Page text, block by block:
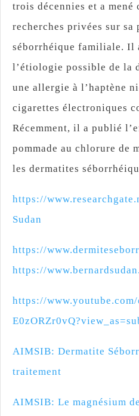
trois décennies et a mené
recherches privées sur sa
séborrhéique familiale. Il
l’étiologie possible de la
une allergie à l’haptène
cigarettes électroniques
Récemment, il a publié
pommade au chlorure de
les dermatites
https://
Sudan
https://
https://
https://
AIMSIB: Dermatite
traitement
AIMSIB: Le magnésium